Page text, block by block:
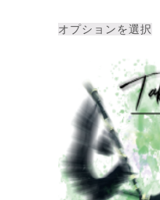
オプションを選択